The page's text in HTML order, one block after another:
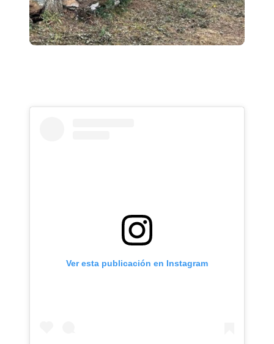
Ver esta publicación en Instagram